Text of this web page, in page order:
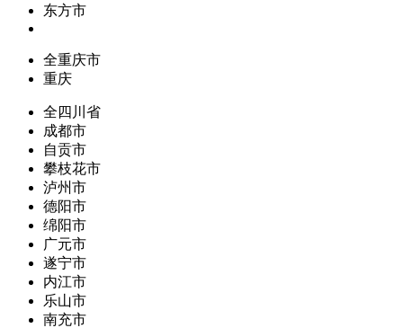
东方市
全重庆市
重庆
全四川省
成都市
自贡市
攀枝花市
泸州市
德阳市
绵阳市
广元市
遂宁市
内江市
乐山市
南充市